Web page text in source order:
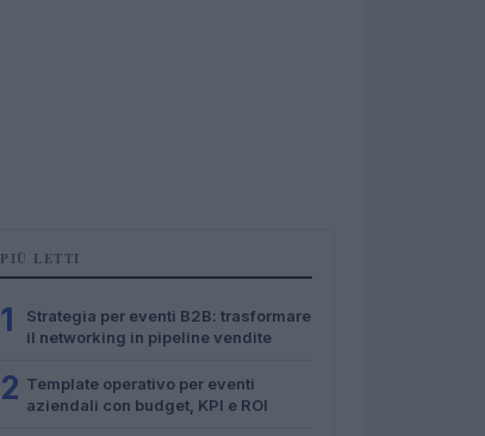
PIÙ LETTI
1
Strategia per eventi B2B: trasformare
il networking in pipeline vendite
2 Template operativo per eventi
aziendali con budget, KPI e ROI